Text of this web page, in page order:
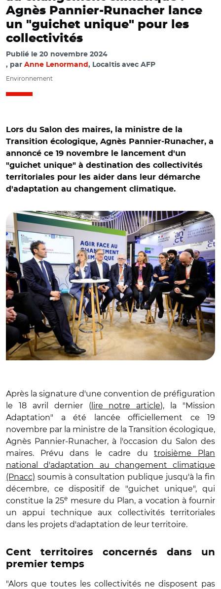
Agnès Pannier-Runacher lance
un "guichet unique" pour les
collectivités
Publié le 20 novembre 2024
par Anne Lenormand , Localtis avec AFP
Environnement
Lors du Salon des maires, la ministre de la
Transition écologique, Agnès Pannier-Runacher, a
annoncé ce 19 novembre le lancement d'un
"guichet unique" à destination des collectivités
territoriales pour les aider dans leur démarche
d'adaptation au changement climatique.
Après la signature d'une convention de préfiguration
le 18 avril dernier (lire notre article), la "Mission
Adaptation" a été lancée officiellement ce 19
novembre par la ministre de la Transition écologique,
Agnès Pannier-Runacher, à l'occasion du Salon des
maires. Prévu dans le cadre dutroisième Plan
national d'adaptation au changement climatique
(Pnacc) soumis à consultation publique jusqu'à la fin
décembre, ce dispositif de "guichet unique", qui
constitue la 25e mesure du Plan, a vocation à fournir
un appui technique aux collectivités territoriales
dans les projets d'adaptation de leur territoire.
Cent territoires concernés dans un
premier temps
"Alors que toutes les collectivités ne disposent pas